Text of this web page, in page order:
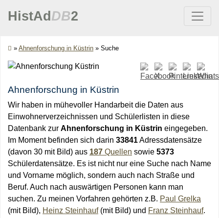
HistAd DB2
» Ahnenforschung in Küstrin » Suche
Ahnenforschung in Küstrin
Wir haben in mühevoller Handarbeit die Daten aus
Einwohnerverzeichnissen und Schülerlisten in diese
Datenbank zur Ahnenforschung in Küstrin eingegeben.
Im Moment befinden sich darin 33841Adressdatensätze
(davon 30 mit Bild) aus 187 Quellen sowie 5373
Schülerdatensätze. Es ist nicht nur eine Suche nach Name
und Vorname möglich, sondern auch nach Straße und
Beruf. Auch nach auswärtigen Personen kann man
suchen. Zu meinen Vorfahren gehörten z.B. Paul Grelka
(mit Bild), Heinz Steinhauf(mit Bild) und Franz Steinhauf.